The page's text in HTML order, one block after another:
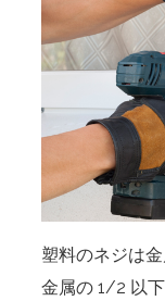
塑料のネジは
金属の 1/2 以